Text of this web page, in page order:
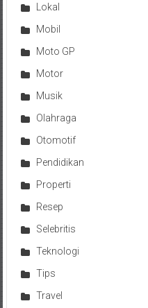
Lokal
Mobil
Moto GP
Motor
Musik
Olahraga
Otomotif
Pendidikan
Properti
Resep
Selebritis
Teknologi
Tips
Travel